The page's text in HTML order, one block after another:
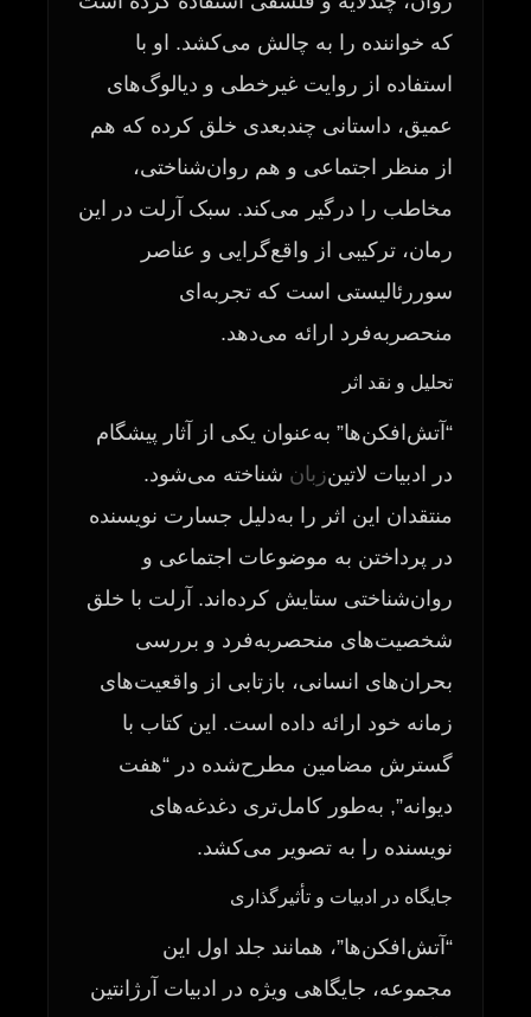
که خواننده را به چالش می‌کشد. او با
استفاده از روایت غیرخطی و دیالوگ‌های
عمیق، داستانی چندبعدی خلق کرده که هم
از منظر اجتماعی و هم روان‌شناختی،
مخاطب را درگیر می‌کند. سبک آرلت در این
رمان، ترکیبی از واقع‌گرایی و عناصر
سوررئالیستی است که تجربه‌ای
منحصر‌به‌فرد ارائه می‌دهد.
تحلیل و نقد اثر
“آتش‌افکن‌ها” به‌عنوان یکی از آثار پیشگام
در ادبیات لاتین‌زبان شناخته می‌شود.
منتقدان این اثر را به‌دلیل جسارت نویسنده
در پرداختن به موضوعات اجتماعی و
روان‌شناختی ستایش کرده‌اند. آرلت با خلق
شخصیت‌های منحصر‌به‌فرد و بررسی
بحران‌های انسانی، بازتابی از واقعیت‌های
زمانه خود ارائه داده است. این کتاب با
گسترش مضامین مطرح‌شده در “هفت
دیوانه”, به‌طور کامل‌تری دغدغه‌های
نویسنده را به تصویر می‌کشد.
جایگاه در ادبیات و تأثیرگذاری
“آتش‌افکن‌ها”، همانند جلد اول این
مجموعه، جایگاهی ویژه در ادبیات آرژانتین